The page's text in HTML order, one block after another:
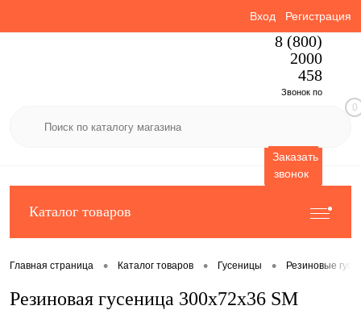
Вход Регистрация
8 (800)
2000
458
Звонок по
Заказать
звонок
0
Каталог товаров
Главная страница • Каталог товаров • Гусеницы • Резиновые
Резиновая гусеница 300x72x36 SM